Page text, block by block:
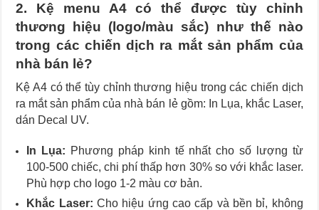
2. Kệ menu A4 có thể được tùy chỉnh
thương hiệu (logo/màu sắc) như thế nào
trong các chiến dịch ra mắt sản phẩm của
nhà bán lẻ?
Kệ A4 có thể tùy chỉnh thương hiệu trong các chiến dịch
ra mắt sản phẩm của nhà bán lẻ gồm: In Lụa, khắc Laser,
dán Decal UV.
In Lụa: Phương pháp kinh tế nhất cho số lượng từ
100-500 chiếc, chi phí thấp hơn 30% so với khắc laser.
Phù hợp cho logo 1-2 màu cơ bản.
Khắc Laser: Cho hiệu ứng cao cấp và bền bỉ, không